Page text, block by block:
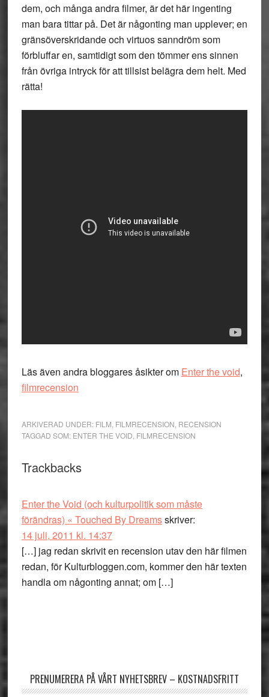
dem, och många andra filmer, är det här ingenting
man bara tittar på. Det är någonting man upplever; en
gränsöverskridande och virtuos sanndröm som
förbluffar en, samtidigt som den tömmer ens sinnen
från övriga intryck för att tillsist belägra dem helt. Med
rätta!
Läs även andra bloggares åsikter om Enter the void,
filmrecension
ARKIVERAD UNDER: FILM FILMRECENSION RECENSION
TAGGAD SOM: ENTER THE VOID FILMRECENSION
Läsarkommentarer
Trackbacks
Enter the Void (och kulturpolitik som måste
förändras) « Touched By Dreamsskriver:
14 juli, 2011 kl. 14:37
[…] jag redan skrivit en recension utav den här filmen
redan, för Kulturbloggen.com, kommer den här texten
handla om någonting annat; om […]
PRENUMERERA PÅ VÅRT NYHETSBREV – KOSTNADSFRITT